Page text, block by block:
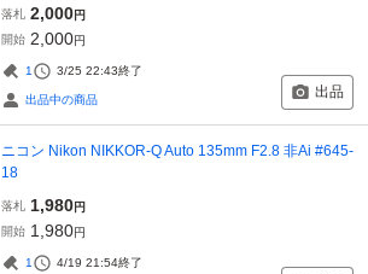
落札 2,000円
開始 2,000円
1 3/25 22:43終了
出品中の商品 出品
ニコン Nikon NIKKOR-Q Auto 135mm F2.8 非Ai #645-
18
落札 1,980円
開始 1,980円
1 4/19 21:54終了